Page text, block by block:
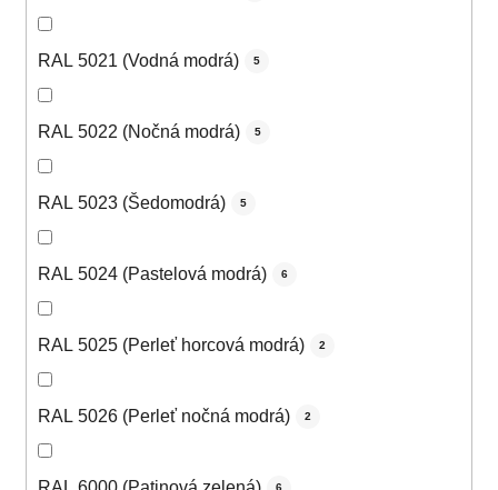
RAL 5021 (Vodná modrá) 5
RAL 5022 (Nočná modrá) 5
RAL 5023 (Šedomodrá) 5
RAL 5024 (Pastelová modrá) 6
RAL 5025 (Perleť horcová modrá) 2
RAL 5026 (Perleť nočná modrá) 2
6